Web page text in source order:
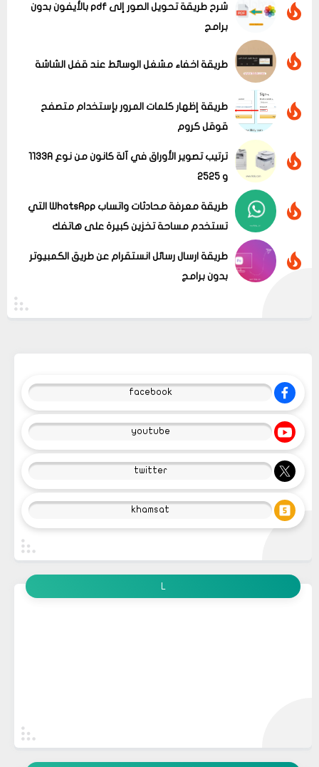
شرح طريقة تحويل الصور إلى pdf بالأيفون بدون
برامج
طريقة اخفاء مشغل الوسائط عند قفل الشاشة
طريقة إظهار كلمات المرور بإستخدام متصفح
قوقل كروم
ترتيب تصوير الأوراق في آلة كانون من نوع 1133A
و 2525
طريقة معرفة محادثات واتساب WhatsApp التي
تستخدم مساحة تخزين كبيرة على هاتفك
طريقة ارسال رسائل انستقرام عن طريق الكمبيوتر
بدون برامج
facebook
youtube
twitter
khamsat